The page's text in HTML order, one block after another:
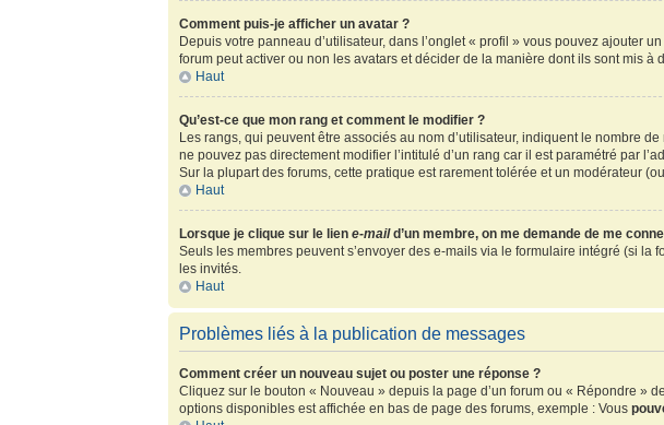
Comment puis-je afficher un avatar ?
Depuis votre panneau d’utilisateur, dans l’onglet « profil » vous pouvez ajouter
forum peut activer ou non les avatars et décider de la manière dont ils sont mis
Haut
Qu’est-ce que mon rang et comment le modifier ?
Les rangs, qui peuvent être associés au nom d’utilisateur, indiquent le nombre
ne pouvez pas directement modifier l’intitulé d’un rang car il est paramétré par
Sur la plupart des forums, cette pratique est rarement tolérée et un modérateur
Haut
Lorsque je clique sur le liene-maild’un membre, on me demande de me
Seuls les membres peuvent s’envoyer des e-mails via le formulaire intégré (si
les invités.
Haut
Problèmes liés à la publication de messages
Comment créer un nouveau sujet ou poster une réponse ?
Cliquez sur le bouton « Nouveau » depuis la page d’un forum ou « Répondre »
options disponibles est affichée en bas de page des forums, exemple : Vous